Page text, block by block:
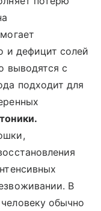
и дефицит солей
выводятся с
подходит для
В
обычно